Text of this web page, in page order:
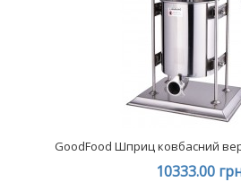
GoodFood Шприц ковбасний
10333.00